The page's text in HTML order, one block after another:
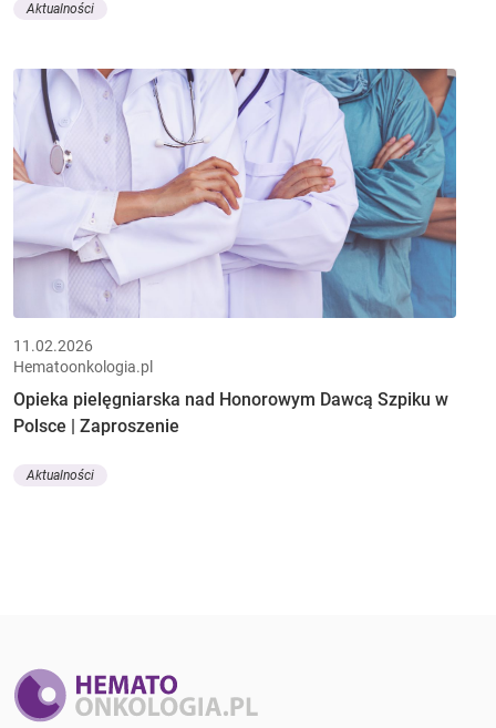
Aktualności
11.02.2026
Hematoonkologia.pl
Opieka pielęgniarska nad Honorowym Dawcą Szpiku w
Polsce | Zaproszenie
Aktualności